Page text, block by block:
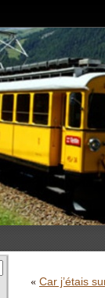
« Car j’étais